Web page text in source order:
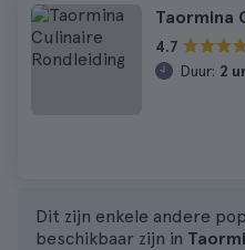
Taormina
4.7
Duur: 2
Dit zijn enkele andere
beschikbaar zijn in